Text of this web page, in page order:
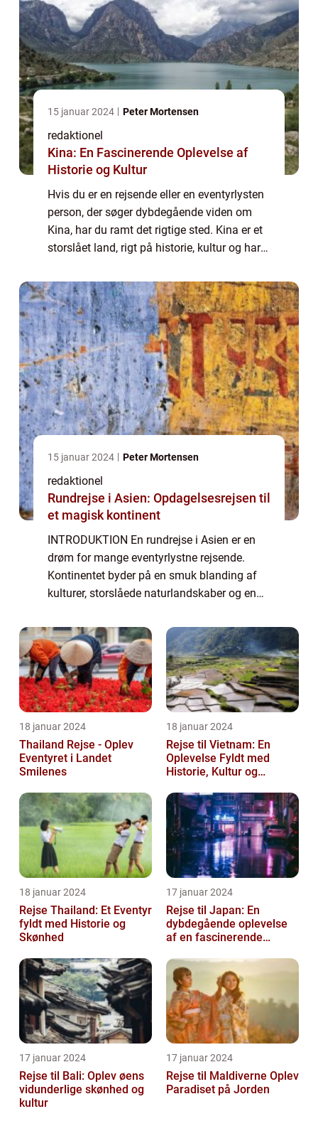
15 januar 2024 Peter Mortensen
redaktionel
Kina: En Fascinerende Oplevelse af
Historie og Kultur
Hvis du er en rejsende eller en eventyrlysten
person, der søger dybdegående viden om
Kina, har du ramt det rigtige sted. Kina er et
storslået land, rigt på historie, kultur og har
besøgende. Denne artikel v...
15 januar 2024 Peter Mortensen
redaktionel
Rundrejse i Asien: Opdagelsesrejsen til
et magisk kontinent
INTRODUKTION En rundrejse i Asien er en
drøm for mange eventyrlystne rejsende.
Kontinentet byder på en smuk blanding af
kulturer, storslåede naturlandskaber og en
om du er fascineret af Asiens gamle
historie...
18 januar 2024
Thailand Rejse - Oplev
Eventyret i Landet
Smilenes
18 januar 2024
Rejse til Vietnam: En
Oplevelse Fyldt med
Historie, Kultur og
18 januar 2024
Rejse Thailand: Et Eventyr
fyldt med Historie og
Skønhed
17 januar 2024
Rejse til Japan: En
dybdegående oplevelse
af en fascinerende
17 januar 2024
Rejse til Bali: Oplev øens
vidunderlige skønhed og
kultur
17 januar 2024
Rejse til Maldiverne Oplev
Paradiset på Jorden